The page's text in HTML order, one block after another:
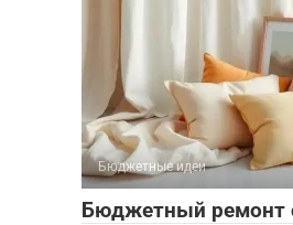
Бюджетные идеи
Бюджетный ремонт